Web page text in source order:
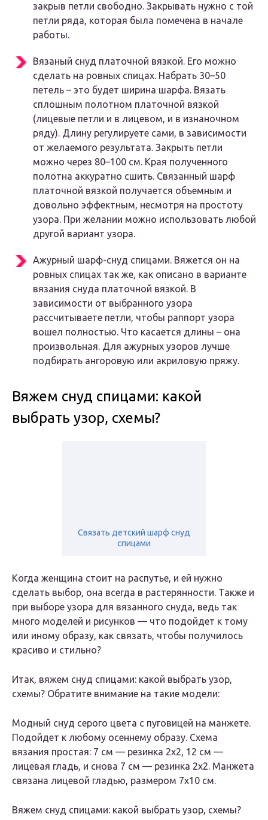
закрыв петли свободно. Закрывать нужно с той
петли ряда, которая была помечена в начале
работы.
Вязаный снуд платочной вязкой. Его можно
сделать на ровных спицах. Набрать 30–50
петель – это будет ширина шарфа. Вязать
сплошным полотном платочной вязкой
(лицевые петли и в лицевом, и в изнаночном
ряду). Длину регулируете сами, в зависимости
от желаемого результата. Закрыть петли
можно через 80–100 см. Края полученного
полотна аккуратно сшить. Связанный шарф
платочной вязкой получается объемным и
довольно эффектным, несмотря на простоту
узора. При желании можно использовать любой
другой вариант узора.
Ажурный шарф-снуд спицами. Вяжется он на
ровных спицах так же, как описано в варианте
вязания снуда платочной вязкой. В
зависимости от выбранного узора
рассчитываете петли, чтобы раппорт узора
вошел полностью. Что касается длины – она
произвольная. Для ажурных узоров лучше
подбирать ангоровую или акриловую пряжу.
Вяжем снуд спицами: какой
выбрать узор, схемы?
Связать детский шарф снуд
спицами
Когда женщина стоит на распутье, и ей нужно
сделать выбор, она всегда в растерянности. Также и
при выборе узора для вязанного снуда, ведь так
много моделей и рисунков — что подойдет к тому
или иному образу, как связать, чтобы получилось
красиво и стильно?
Итак, вяжем снуд спицами: какой выбрать узор,
схемы? Обратите внимание на такие модели:
Модный снуд серого цвета с пуговицей на манжете.
Подойдет к любому осеннему образу. Схема
вязания простая: 7 см — резинка 2х2, 12 см —
лицевая гладь, и снова 7 см — резинка 2х2. Манжета
связана лицевой гладью, размером 7х10 см.
Вяжем снуд спицами: какой выбрать узор, схемы?